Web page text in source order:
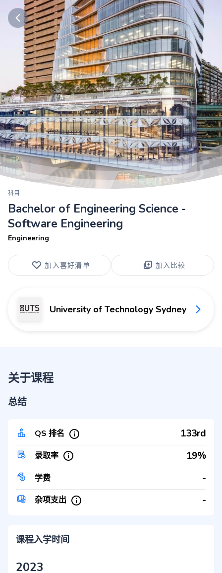
科目
Bachelor of Engineering Science -
Software Engineering
Engineering
加入喜好清单 加入比较
University of Technology Sydney
关于课程
总结
QS 排名 133rd
录取率 19%
学费 -
杂项支出 -
课程入学时间
2023